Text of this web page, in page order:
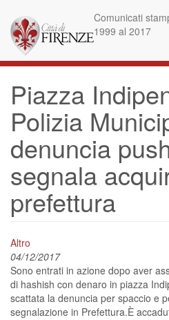
main
content
Comunicati
1999 al 2017
Piazza
Polizia
denuncia
segnala
prefettura
Altro
04/12/2017
Sono entrati in azione dopo aver
di hashish con denaro in piazza
scattata la denuncia per spaccio e
segnalazione in Prefettura.È